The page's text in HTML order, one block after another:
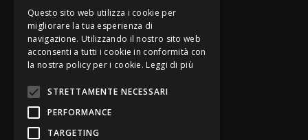
Be Bankers è ideato da
Questo sito web utilizza i cookie per
migliorare la tua esperienza di
navigazione. Utilizzando il nostro sito web
acconsenti a tutti i cookie in conformità con
la nostra policy per i cookie. Leggi di più
STRETTAMENTE NECESSARI
PERFORMANCE
TARGETING